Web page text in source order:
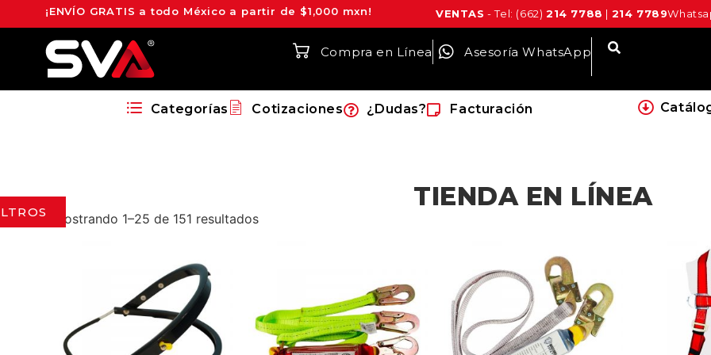
¡ENVÍO GRATIS a todo México a partir de $1,000 mxn! VENTAS - Tel: (662)214 7788 | 214 7789
Compra en Línea Asesoría WhatsApp
Categorías Cotizaciones ¿Dudas? Facturación
TIENDA EN LÍNEA
Mostrando 1–25 de 151 resultados